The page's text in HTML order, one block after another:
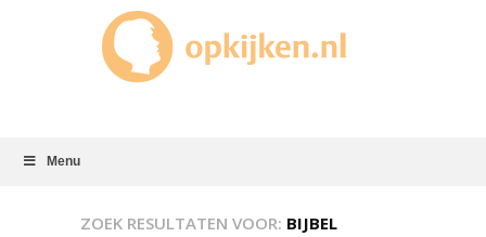
Menu
ZOEK RESULTATEN VOOR: BIJBEL